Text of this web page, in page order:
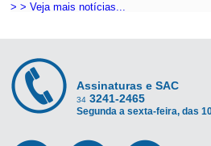
> > Veja mais notícias...
Assinaturas e SAC
34 3241-2465
Segunda a sexta-feira, das